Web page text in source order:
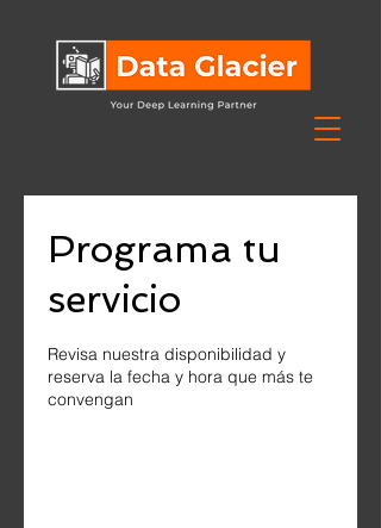
Programa tu
servicio
Revisa nuestra disponibilidad y
reserva la fecha y hora que más te
convengan